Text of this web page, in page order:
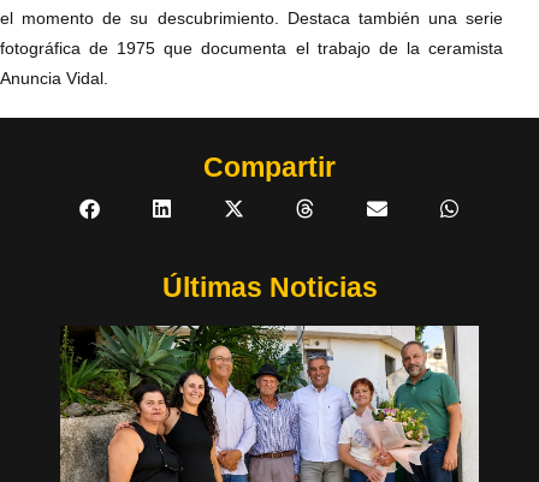
el momento de su descubrimiento. Destaca también una serie
fotográfica de 1975 que documenta el trabajo de la ceramista
Anuncia Vidal.
Compartir
Últimas Noticias